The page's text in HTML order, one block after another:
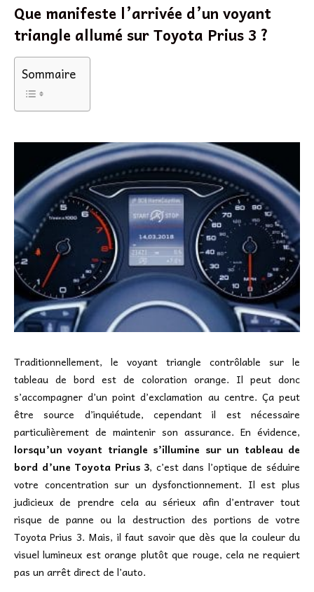
Que manifeste l’arrivée d’un voyant
triangle allumé sur Toyota Prius 3 ?
Sommaire
Traditionnellement, le voyant triangle contrôlable sur le
tableau de bord est de coloration orange. Il peut donc
s’accompagner d’un point d’exclamation au centre. Ça peut
être source d’inquiétude, cependant il est nécessaire
particulièrement de maintenir son assurance. En évidence,
lorsqu’un voyant triangle s’illumine sur un tableau de
bord d’une Toyota Prius 3, c’est dans l’optique de séduire
votre concentration sur un dysfonctionnement. Il est plus
judicieux de prendre cela au sérieux afin d’entraver tout
risque de panne ou la destruction des portions de votre
Toyota Prius 3. Mais, il faut savoir que dès que la couleur du
visuel lumineux est orange plutôt que rouge, cela ne requiert
pas un arrêt direct de l’auto.